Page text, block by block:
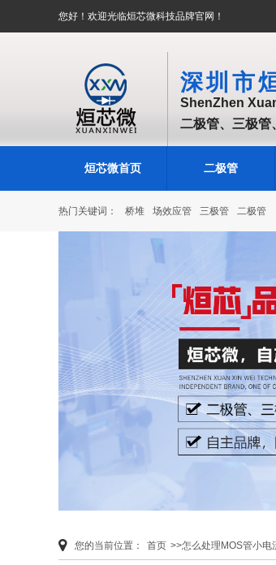
您好！欢迎光临烜芯微科技品牌官网！
深圳市
ShenZhen
二极管、三极管
烜芯微首页 二极管
热门关键词： 桥堆 场效应管 三极管 二极管
您的当前位置： 首页 >>怎么处理MOS管小电